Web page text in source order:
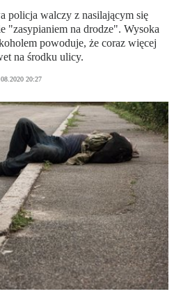
policja walczy z nasilającym się
"zasypianiem na drodze". Wysoka
powoduje, że coraz więcej
na środku ulicy.
20:27